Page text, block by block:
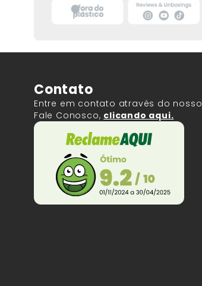
Contato
Entre em contato através do nosso
Fale Conosco, clicando aqui.